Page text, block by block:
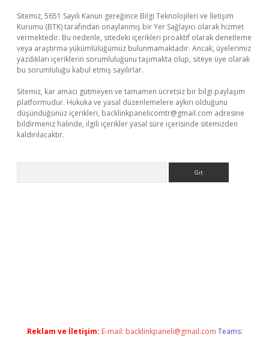
Sitemiz, 5651 Sayılı Kanun gereğince Bilgi Teknolojileri ve İletişim
Kurumu (BTK) tarafından onaylanmış bir Yer Sağlayıcı olarak hizmet
vermektedir. Bu nedenle, sitedeki içerikleri proaktif olarak denetleme
veya araştırma yükümlülüğümüz bulunmamaktadır. Ancak, üyelerimiz
yazdıkları içeriklerin sorumluluğunu taşımakta olup, siteye üye olarak
bu sorumluluğu kabul etmiş sayılırlar.
Sitemiz, kar amacı gütmeyen ve tamamen ücretsiz bir bilgi paylaşım
platformudur. Hukuka ve yasal düzenlemelere aykırı olduğunu
düşündüğünüz içerikleri, backlinkpanelicomtr@gmail.com adresine
bildirmeniz halinde, ilgili içerikler yasal süre içerisinde sitemizden
kaldırılacaktır.
Reklam ve İletişim: E-mail: backlinkpaneli@gmail.com Teams: